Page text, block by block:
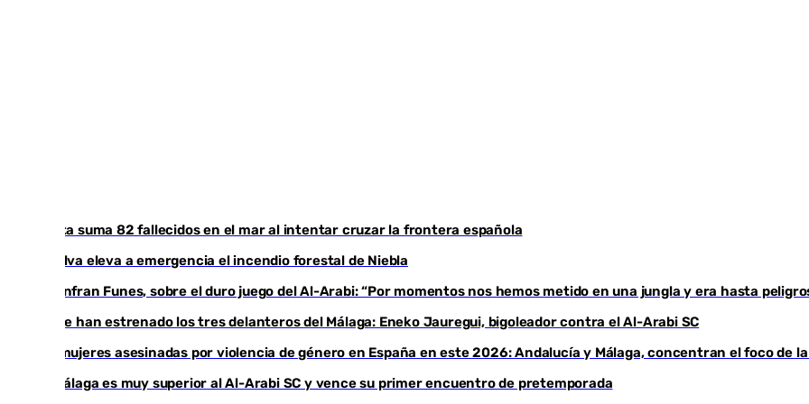
Ceuta suma 82 fallecidos en el mar al intentar cruzar la frontera española
Huelva eleva a emergencia el incendio forestal de Niebla
Juanfran Funes, sobre el duro juego del Al-Arabi: “Por momentos nos hemos metido en una jungla y era hasta
Ya se han estrenado los tres delanteros del Málaga: Eneko Jauregui, bigoleador contra el Al-Arabi SC
35 mujeres asesinadas por violencia de género en España en este 2026: Andalucía y Málaga, concentran el foco de
El Málaga es muy superior al Al-Arabi SC y vence su primer encuentro de pretemporada